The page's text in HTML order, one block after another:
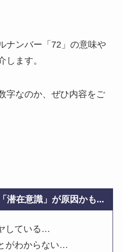
ナンバー「72」の意味や
します。
字なのか、ぜひ内容をご
潜在意識」が原因かも...
している…
がわからない…